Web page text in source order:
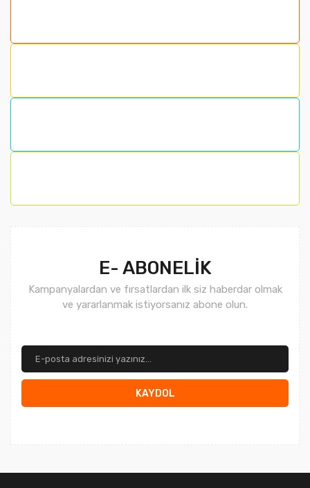
E- ABONELİK
Kampanyalardan ve fırsatlardan ilk siz haberdar olmak
ve yararlanmak istiyorsanız abone olun.
KAYDOL